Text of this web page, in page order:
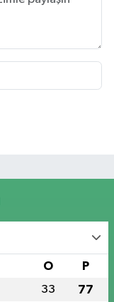
O P
33 77